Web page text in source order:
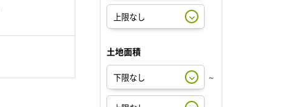
土地面積
～